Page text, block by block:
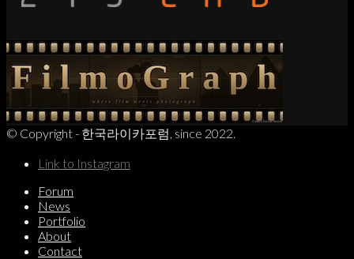
© Copyright - 한국라이카포럼, since 2022.
Link to Instagram
Forum
News
Portfolio
About
Contact